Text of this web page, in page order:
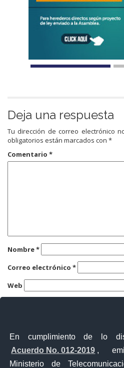
En cumplimiento de lo
Acuerdo No. 012-2019 ,
Ministerio de
Deja una respuesta
Tu dirección de correo electrónico
obligatorios están marcados con *
Comentario *
Nombre*
Correo electrónico *
Web
Guarda mi nombre, correo
Ventanilla